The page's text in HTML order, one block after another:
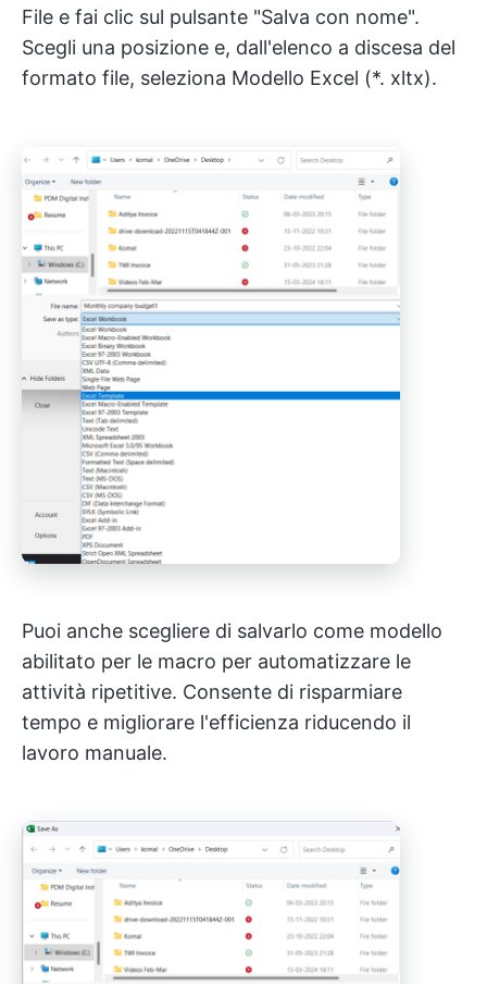
File e fai clic sul pulsante "Salva con nome".
Scegli una posizione e, dall'elenco a discesa del
formato file, seleziona Modello Excel (*. xltx).
Puoi anche scegliere di salvarlo come modello
abilitato per le macro per automatizzare le
attività ripetitive. Consente di risparmiare
tempo e migliorare l'efficienza riducendo il
lavoro manuale.